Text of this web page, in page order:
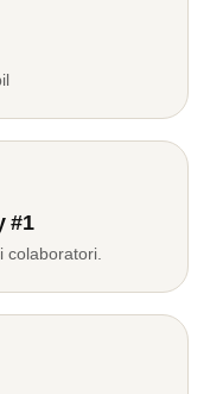
#1
colaboratori.